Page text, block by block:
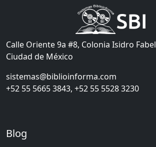
Calle Oriente 9a #8, Colonia Isidro
Ciudad de México
sistemas@biblioinforma.com
+52 55 5665 3843, +52 55 5528 3230
Blog